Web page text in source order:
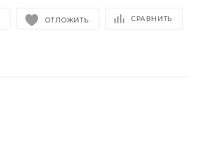
ОТЛОЖИТЬ СРАВНИТЬ